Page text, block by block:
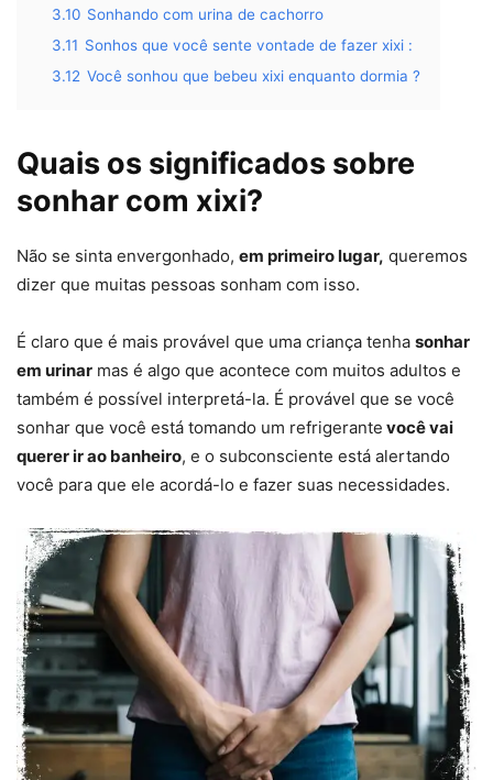
3.10 Sonhando com urina de cachorro
3.11 Sonhos que você sente vontade de fazer xixi :
3.12 Você sonhou que bebeu xixi enquanto dormia ?
Quais os significados sobre
sonhar com xixi?
Não se sinta envergonhado, em primeiro lugar, queremos
dizer que muitas pessoas sonham com isso.
É claro que é mais provável que uma criança tenha sonhar
em urinar mas é algo que acontece com muitos adultos e
também é possível interpretá-la. É provável que se você
sonhar que você está tomando um refrigerante você vai
querer ir ao banheiro, e o subconsciente está alertando
você para que ele acordá-lo e fazer suas necessidades.